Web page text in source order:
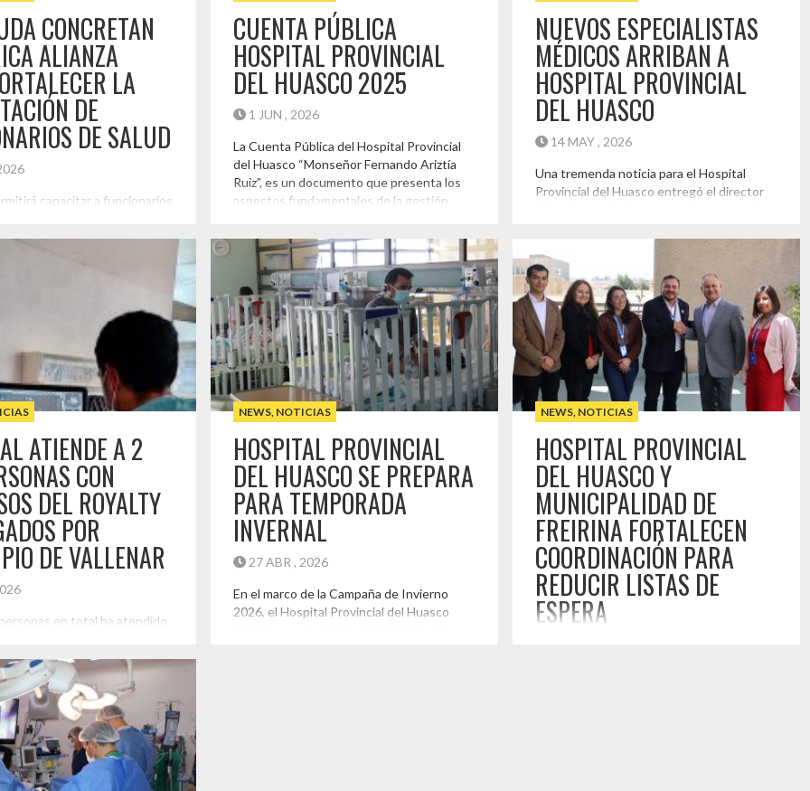
CONCRETAN
ALIANZA
LA
DE
DE SALUD
capacitar a funcionarios
en áreas prioritarias
sanitario, fortaleciendo
clínicas, técnicas y de
ceremonia realizada en
del Hospital Provincial del
Fernando Ariztía Ruiz, la
CUENTA PÚBLICA
HOSPITAL PROVINCIAL
DEL HUASCO 2025
1 JUN , 2026
La Cuenta Pública del Hospital Provincial
del Huasco “Monseñor Fernando Ariztía
Ruiz”, es un documento que presenta los
aspectos fundamentales de la gestión
2025 y un resumen de las principales
actividades realizadas en torno de la
actividad hospitalaria. Destacan nuestra
nuestra labor, esfuerzo, identidad,
presencia provincial y regional y principales
[…]
Destacado
NUEVOS ESPECIALISTAS
MÉDICOS ARRIBAN A
HOSPITAL PROVINCIAL
DEL HUASCO
14 MAY , 2026
Una tremenda noticia para el Hospital
Provincial del Huasco entregó el director
vecinos de la provincia. “Son 5 nuevos
especialistas que han ingresado a nuestra
dotación de facultativos del Hospital
Provincial del Huasco, que nos significará
[…]
Destacado
ATIENDE A 2
CON
DEL ROYALTY
POR
DE VALLENAR
en total ha atendido
firmara un convenio de
con la municipalidad de
reducir listas de espera de
con recursos del royalty
total de 2.500 personas, más
ya fueron atendidos, […]
NEWS NOTICIAS
HOSPITAL PROVINCIAL
DEL HUASCO SE PREPARA
PARA TEMPORADA
INVERNAL
27 ABR , 2026
En el marco de la Campaña de Invierno
2026, el Hospital Provincial del Huasco
NEWS NOTICIAS
HOSPITAL PROVINCIAL
DEL HUASCO Y
MUNICIPALIDAD DE
FREIRINA FORTALECEN
COORDINACIÓN PARA
REDUCIR LISTAS DE
ESPERA